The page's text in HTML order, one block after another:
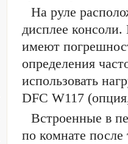
На руле
дисплее
имеют
определения
использовать
DFC W117
Встроенные в
по комнате после